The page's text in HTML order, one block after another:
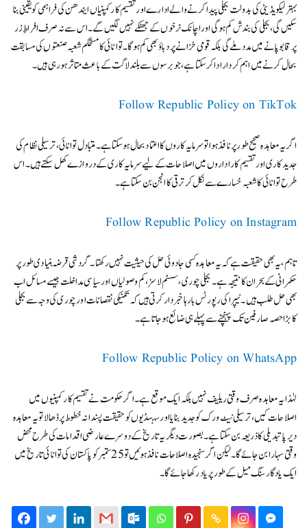
بہتر لیکویڈیٹی کی بدولت بجلی پیدا کرنے والے ادارے اور تقسیم کار کمپنیاں ایندھن کی فراہمی کو یقینی بنا
سکیں گی، بجلی کی بندش کم ہوگی اور اچانک نرخوں کے جھٹکے نہیں لگیں گے۔ اس سے نہ صرف افراطِ زر
پر قابو پانے میں مدد ملے گی بلکہ قومی خزانے پر دباؤ بھی کم ہوگا۔ توانائی کا مستحکم شعبہ صنعتوں کی مسابقت
بحال کرنے میں اہم کردار ادا کرسکتا ہے، جو برسوں سے بلند لاگت کے باعث متاثر ہو رہی ہیں۔
Follow Republic Policy on TikTok
اگر یہ معاہدہ صحیح طور پر نافذ ہوا تو سرمایہ کاروں کا اعتماد بحال ہوسکتا ہے۔ متبادل توانائی، ترسیلی نظام کی
جدید کاری اور تقسیم کار اداروں میں اصلاحات کے لیے سرمایہ کاری کے دروازے کھل سکتے ہیں۔ اس
طرح توانائی کا شعبہ خسارے سے نکل کر ترقی کا انجن بن سکتا ہے۔
Follow Republic Policy on Instagram
تاہم، یہ بھی حقیقت ہے کہ یہ معاہدہ کسی جادوئی حل کی حیثیت نہیں رکھتا۔ گردشی قرضہ بنیادی طور پر
حکمرانی کے بحران کا نتیجہ ہے۔ بجلی چوری، سسٹم لاسز، کم وصولیاں اور سیاسی مداخلت جیسے مسائل اب
بھی حل طلب ہیں۔ نیپرا کی رپورٹس بارہا خبردار کرتی ہیں کہ تکنیکی نقصانات اور چوری کی وجہ سے بجلی
کا بڑا حصہ صارفین تک پہنچنے سے پہلے ہی ضائع ہوجاتا ہے۔
Follow Republic Policy on WhatsApp
لہٰذا یہ معاہدہ صرف وقتی ریلیف نہیں بلکہ ایک موقع ہے۔ اگر حکومت نے تقسیم کار کمپنیوں میں
اصلاحات کیں، ترسیلی نیٹ ورک کو جدید بنایا اور سبسڈیوں کو حقیقت پسندانہ خطوط پر ڈھالا تو یہ معاہدہ
دیرپا تبدیلی کا ذریعہ بن سکتا ہے۔ بصورت دیگر یہ تاریخ کے دوسرے عارضی اقدامات کی طرح محض
وقتی سہارا بن جائے گا۔ لیکن اگر سنجیدہ اصلاحات نافذ ہوئیں تو 25 ستمبر کو پاکستان کی توانائی تاریخ میں
ایک یادگار سنگ میل کے طور پر یاد رکھا جائے گا۔